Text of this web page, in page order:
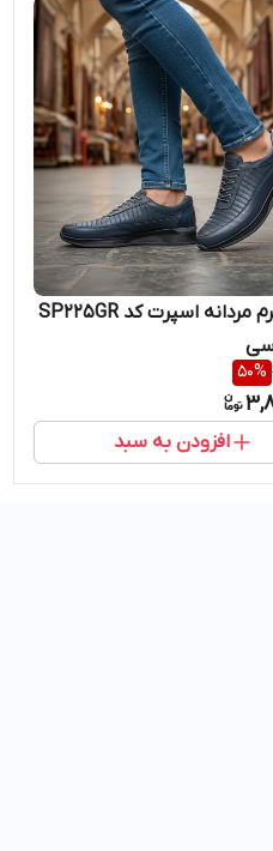
کفش چرم مردانه اسپرت کد SP225GR
50%
افزودن به سبد